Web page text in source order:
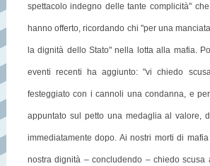
spettacolo indegno delle tante complicità"
hanno offerto, ricordando chi "per una
la dignità dello Stato" nella lotta alla mafia.
eventi recenti ha aggiunto: "vi chiedo
festeggiato con i cannoli una condanna, e
appuntato sul petto una medaglia al valore,
immediatamente dopo. Ai nostri morti di
nostra dignità – concludendo – chiedo